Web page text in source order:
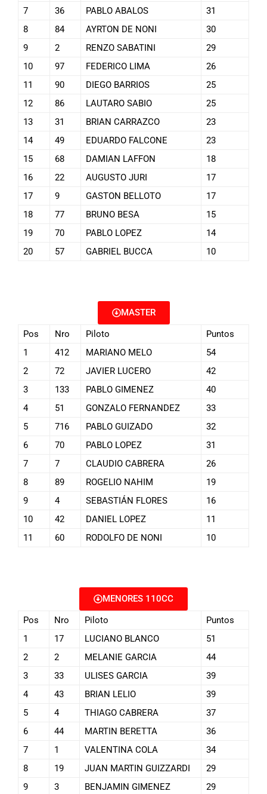
7
36 PABLO ABALOS
31
8
84 AYRTON DE NONI
30
9
2 RENZO SABATINI
29
10
97 FEDERICO LIMA
26
11
90 DIEGO BARRIOS
25
12
86 LAUTARO SABIO
25
13
31 BRIAN CARRAZCO
23
14
49 EDUARDO FALCONE
23
15
68 DAMIAN LAFFON
18
16
22 AUGUSTO JURI
17
17
9 GASTON BELLOTO
17
18
77 BRUNO BESA
15
19
70 PABLO LOPEZ
14
20
57 GABRIEL BUCCA 10
MASTER
Pos
Nro Piloto
Puntos
1
412 MARIANO MELO
54
2
72 JAVIER LUCERO
42
3
133 PABLO GIMENEZ
40
4
51 GONZALO FERNANDEZ
33
5
716 PABLO GUIZADO
32
6
70 PABLO LOPEZ
31
7
7 CLAUDIO CABRERA
26
8
89 ROGELIO NAHIM
19
9
4 SEBASTIÁN FLORES
16
10
42 DANIEL LOPEZ
11
11
60 RODOLFO DE NONI 10
MENORES 110CC
Pos
Nro Piloto
Puntos
1
17 LUCIANO BLANCO
51
2
2 MELANIE GARCIA
44
3
33 ULISES GARCIA
39
4
43 BRIAN LELIO
39
5
4 THIAGO CABRERA
37
6
44 MARTIN BERETTA
36
7
1 VALENTINA COLA
34
8
19 JUAN MARTIN GUIZZARDI
29
9
3 BENJAMIN GIMENEZ 29